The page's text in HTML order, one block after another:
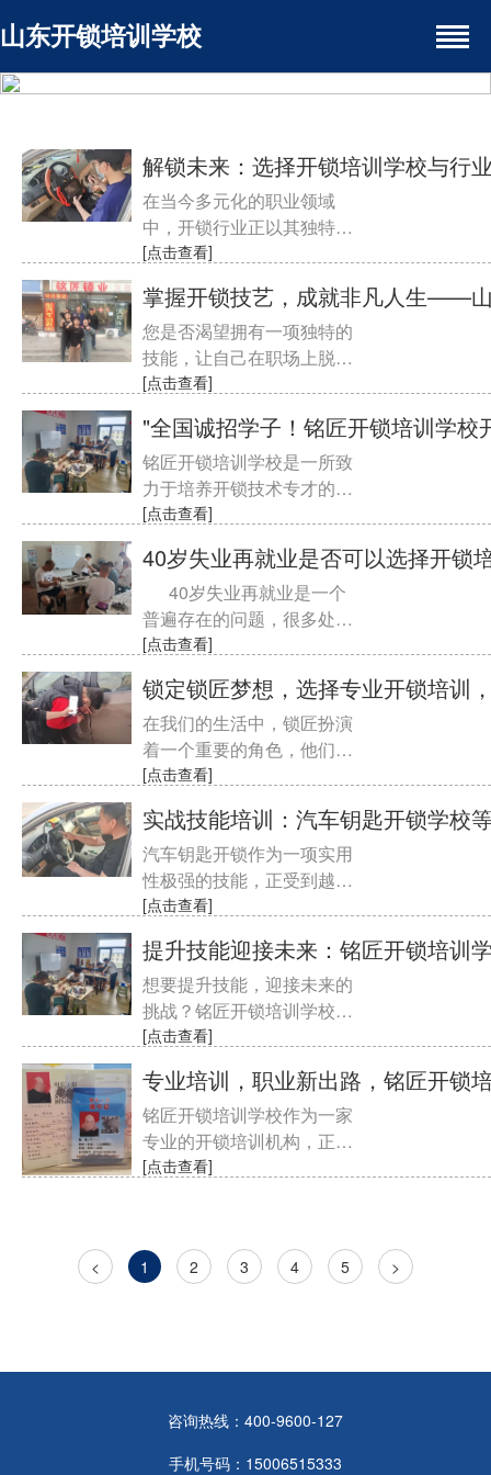
山东开锁培训学校
解锁未来：选择开锁培训学校与行
在当今多元化的职业领域
中，开锁行业正以其独特的
魅力和广阔的发展前景吸引
锁培训......
[点击查看]
掌握开锁技艺，成就非凡人生——
您是否渴望拥有一项独特的
技能，让自己在职场上脱颖
而出？您是否对开锁技术充
起？山......
[点击查看]
"全国诚招学子！铭匠开锁培训学校
铭匠开锁培训学校是一所致
力于培养开锁技术专才的学
校，拥有雄厚的师资力量和
地宣......
[点击查看]
40岁失业再就业是否可以选择开锁
40岁失业再就业是一个
普遍存在的问题，很多处于
这......
[点击查看]
锁定锁匠梦想，选择专业开锁培训
在我们的生活中，锁匠扮演
着一个重要的角色，他们能
为人们解决丢失钥匙、锁坏
全。......
[点击查看]
实战技能培训：汽车钥匙开锁学校
汽车钥匙开锁作为一项实用
性极强的技能，正受到越来
越多人的关注和追捧。如果
且希......
[点击查看]
提升技能迎接未来：铭匠开锁培训
想要提升技能，迎接未来的
挑战？铭匠开锁培训学校将
是您的成功之路！我们拥有
行业......
[点击查看]
专业培训，职业新出路，铭匠开锁
铭匠开锁培训学校作为一家
专业的开锁培训机构，正处
于招生火热进行中。在现代
[点击查看]
< 1 2 3 4 5 >
咨询热线：400-9600-127
手机号码：15006515333